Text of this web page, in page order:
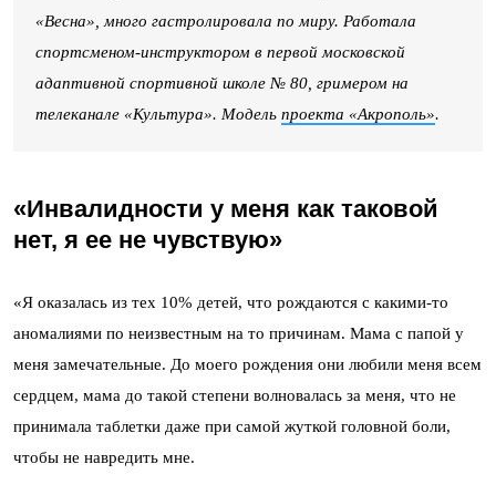
«Весна», много гастролировала по миру. Работала
спортсменом-инструктором в первой московской
адаптивной спортивной школе № 80, гримером на
телеканале «Культура». Модель проекта «Акрополь».
«Инвалидности у меня как таковой
нет, я ее не чувствую»
«Я оказалась из тех 10% детей, что рождаются с какими-то
аномалиями по неизвестным на то причинам. Мама с папой у
меня замечательные. До моего рождения они любили меня всем
сердцем, мама до такой степени волновалась за меня, что не
принимала таблетки даже при самой жуткой головной боли,
чтобы не навредить мне.